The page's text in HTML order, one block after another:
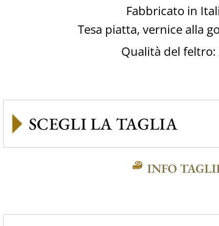
Fabbricato in
Tesa piatta, vernice alla
Qualità del feltro:
INFO